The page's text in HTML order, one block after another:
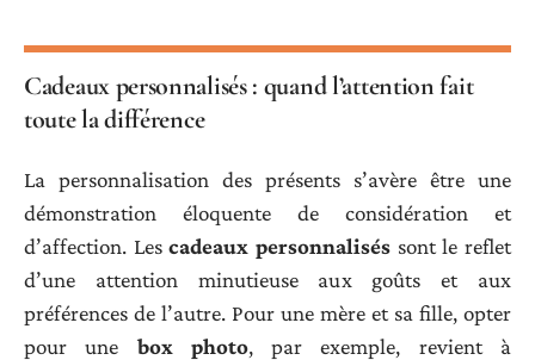
Cadeaux personnalisés : quand l’attention fait
toute la différence
La personnalisation des présents s’avère être une
démonstration éloquente de considération et
d’affection. Lescadeaux personnalisés sont le reflet
d’une attention minutieuse aux goûts et aux
préférences de l’autre. Pour une mère et sa fille, opter
pour une box photo, par exemple, revient à